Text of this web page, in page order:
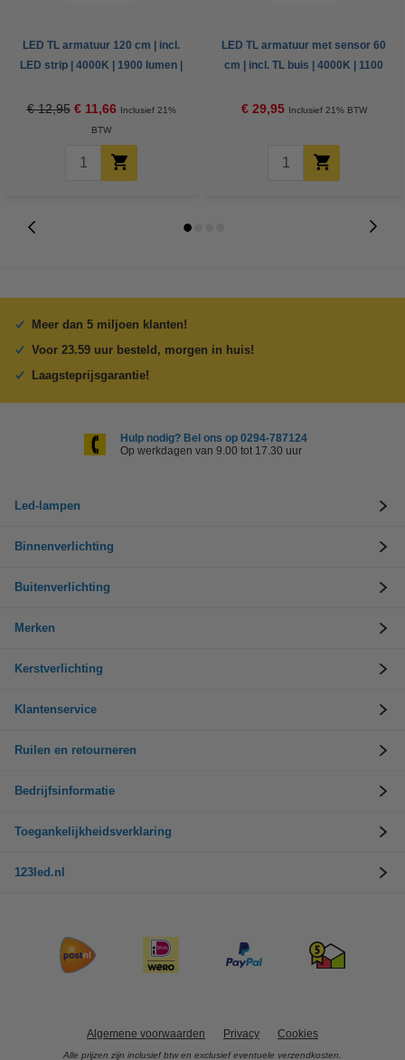
LED TL armatuur 120 cm | incl.
LED strip | 4000K | 1900 lumen |
€ 12,95 € 11,66 Inclusief 21%
BTW
LED TL armatuur met sensor 60
cm | incl. TL buis | 4000K | 1100
€ 29,95 Inclusief 21% BTW
Meer dan 5 miljoen klanten!
Voor 23.59 uur besteld, morgen in huis!
Laagsteprijsgarantie!
Hulp nodig? Bel ons op 0294-787124
Op werkdagen van 9.00 tot 17.30 uur
Led-lampen
Binnenverlichting
Buitenverlichting
Merken
Kerstverlichting
Klantenservice
Ruilen en retourneren
Bedrijfsinformatie
Toegankelijkheidsverklaring
123led.nl
Algemene voorwaarden Privacy Cookies
Alle prijzen zijn inclusief btw en exclusief eventuele verzendkosten.